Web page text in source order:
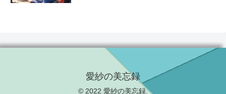
愛紗の美忘録
© 2022 愛紗の美忘録.